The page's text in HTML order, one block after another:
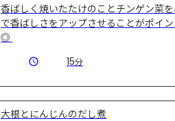
香ばしく焼いたたけのことチンゲン菜
で香ばしさをアップさせることがポイ
15分
大根とにんじんのだし煮